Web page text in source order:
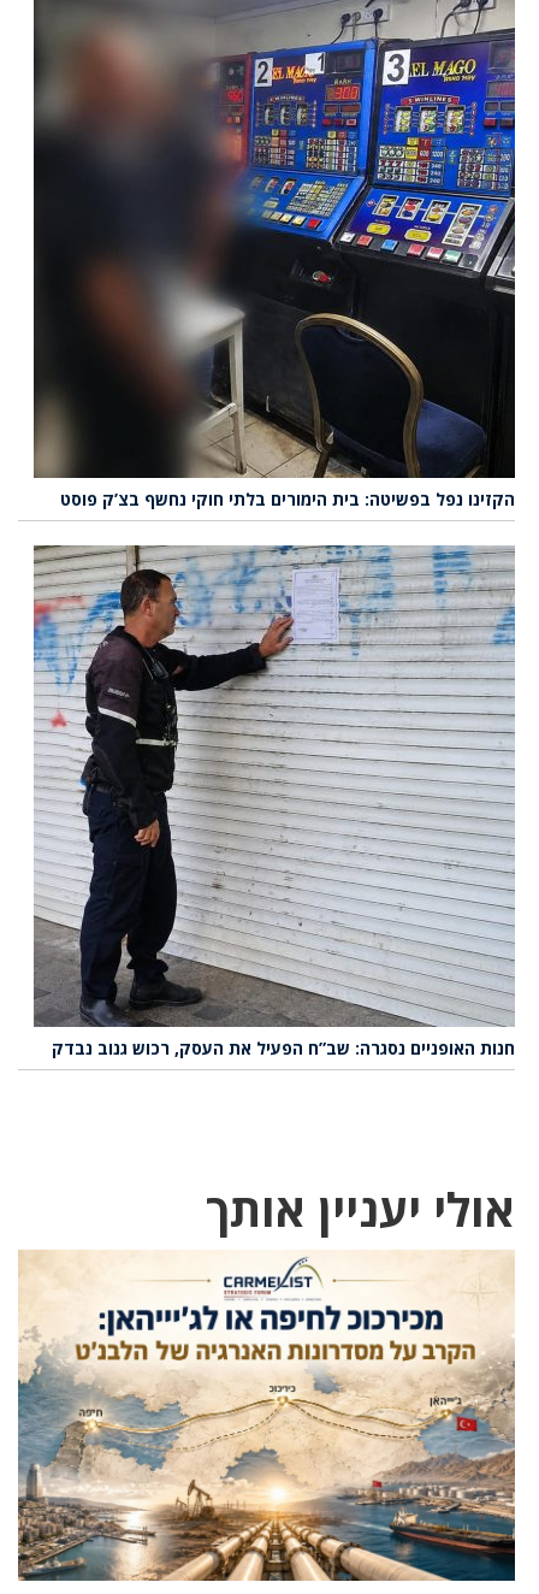
הקזינו נפל בפשיטה: בית הימורים בלתי חוקי נחשף בצ’ק פוסט
חנות האופניים נסגרה: שב”ח הפעיל את העסק, רכוש גנוב נבדק
אולי יעניין אותך